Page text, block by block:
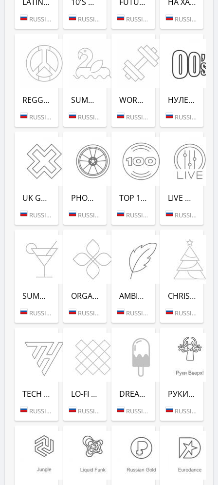
RUSSIA (MOSCOW) RUSSIA (MOSCOW) RUSSIA (MOSCOW) RUSSIA (MOSCOW)
REGGAE - РАДИО РЕКОРД
RUSSIA (MOSCOW)
SUMMER LOUNGE - РАДИО РЕКОРД
RUSSIA (MOSCOW)
WORKOUT - РАДИО РЕКОРД
RUSSIA (MOSCOW)
НУЛЕВЫХ (РАДИО РЕКОРД)
RUSSIA (SAINT PETERSBURG)
UK GARAGE (РАДИО РЕКОРД)
RUSSIA (MOSCOW)
PHONK (РАДИО РЕКОРД)
RUSSIA (MOSCOW)
TOP 100 EDM (РАДИО РЕКОРД)
RUSSIA (MOSCOW)
LIVE DJ-SETS (РАДИО РЕКОРД)
RUSSIA (MOSCOW)
SUMMER DANCE (РАДИО РЕКОРД)
RUSSIA (MOSCOW)
ORGANIC (РАДИО РЕКОРД)
RUSSIA (MOSCOW)
AMBIENT (РАДИО РЕКОРД)
RUSSIA (MOSCOW)
CHRISTMAS (РАДИО РЕКОРД)
RUSSIA (MOSCOW)
TECH HOUSE (РАДИО РЕКОРД)
RUSSIA (MOSCOW)
LO-FI (РАДИО РЕКОРД)
RUSSIA (MOSCOW)
DREAM POP (РАДИО РЕКОРД)
RUSSIA (MOSCOW)
РУКИ ВВЕРХ! (РАДИО РЕКОРД)
RUSSIA (MOSCOW)